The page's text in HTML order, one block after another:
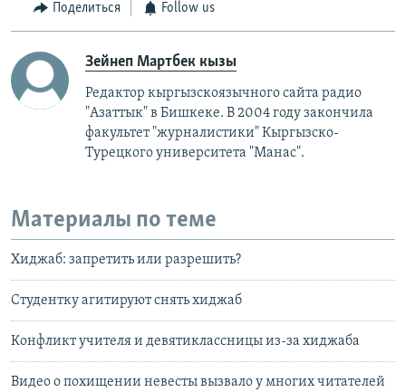
Поделиться Follow us
Зейнеп Мартбек кызы
Редактор кыргызскоязычного сайта радио
"Азаттык" в Бишкеке. В 2004 году закончила
факультет "журналистики" Кыргызско-
Турецкого университета "Манас".
Материалы по теме
Хиджаб: запретить или разрешить?
Студентку агитируют снять хиджаб
Конфликт учителя и девятиклассницы из-за хиджаба
Видео о похищении невесты вызвало у многих читателей